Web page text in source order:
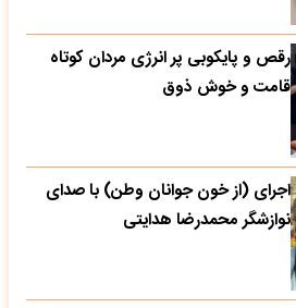
رقص و پایکوبی پر انرژی مردان کوتاه
قامت و خوش ذوق
اجرای (از خون جوانان وطن) با صدای
نوازشگر محمدرضا هدایتی